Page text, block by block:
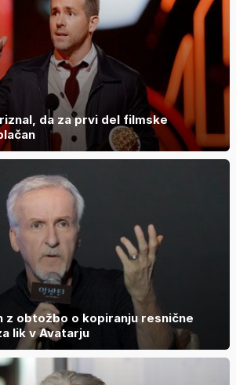
da za prvi del filmske
z obtožbo o kopiranju resnične
lik v Avatarju